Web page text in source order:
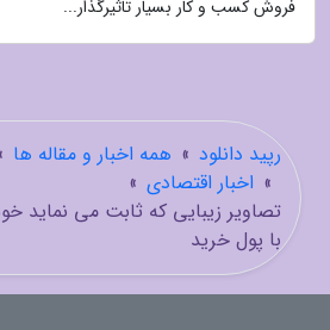
فروش کسب و کار بسیار تاثیرگذار...
رپید دانلود » همه اخبار و مقاله ها
» اخبار اقتصادی »
تصاویر زیبایی که ثابت می نماید
با پول خرید